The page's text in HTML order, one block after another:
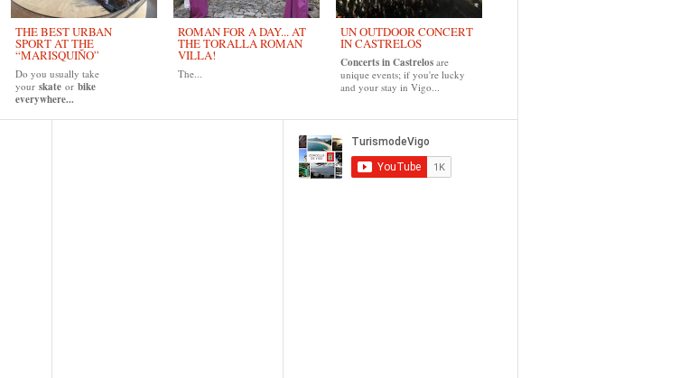
THE BEST URBAN
SPORT AT THE
“MARISQUIÑO”
Do you usually take
your skate or bike
everywhere...
ROMAN FOR A DAY... AT
THE TORALLA ROMAN
VILLA!
The...
UN OUTDOOR CONCERT
IN CASTRELOS
Concerts in Castrelos are
unique events; if you're lucky
and your stay in Vigo...